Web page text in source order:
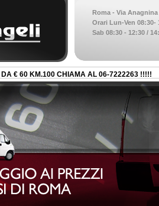
Roma - Via Anagnina
Orari Lun-Ven 08:30-
Sab 08:30 - 12:30 /
DA € 60 KM.100 CHIAMA AL 06-7222263 !!!!!